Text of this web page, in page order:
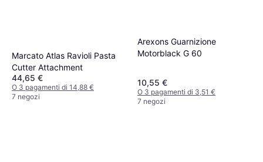
Marcato Atlas Ravioli Pasta
Cutter Attachment
44,65 €
O 3 pagamenti di 14,88 €
7 negozi
Arexons Guarnizione
Motorblack G 60
10,55 €
O 3 pagamenti di 3,51 €
7 negozi